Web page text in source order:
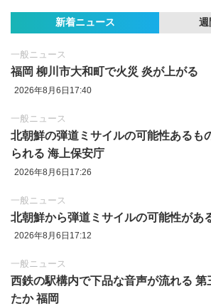
新着ニュース 週
一般ニュース
福岡 柳川市大和町で火災 炎が上がる
2026年8月6日17:40
一般ニュース
北朝鮮の弾道ミサイルの可能性あるも
られる 海上保安庁
2026年8月6日17:26
一般ニュース
北朝鮮から弾道ミサイルの可能性があ
2026年8月6日17:12
一般ニュース
西鉄の駅構内で下品な音声が流れる 第
たか 福岡